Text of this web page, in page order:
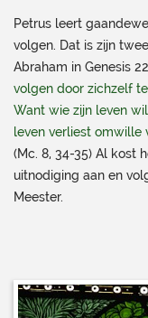
Petrus leert
volgen. Dat is zijn
Abraham in Genesis
volgen door zichzelf
Want wie zijn leven
leven verliest omwille
(Mc. 8, 34-35) Al kost
uitnodiging aan en
Meester.